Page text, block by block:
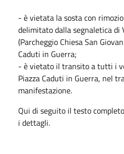
- è vietata la sosta con
delimitato dalla segnaletica di
(Parcheggio Chiesa San
Caduti in Guerra;
- è vietato il transito a tutti i
Piazza Caduti in Guerra, nel
manifestazione.
Qui di seguito il testo
i dettagli.